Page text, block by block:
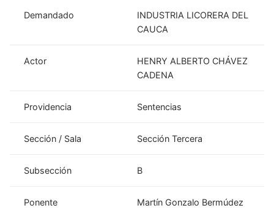
Demandado
INDUSTRIA LICORERA DEL
CAUCA
Actor
HENRY ALBERTO CHÁVEZ
CADENA
Providencia Sentencias
Sección / Sala Sección Tercera
Subsección B
Ponente
Martín Gonzalo Bermúdez